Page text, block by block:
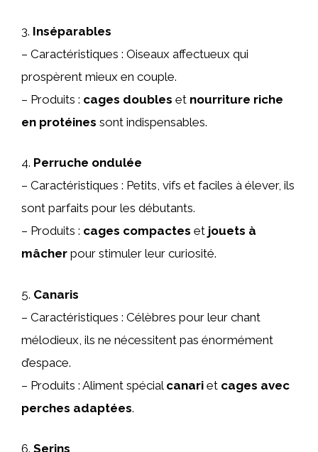
3. Inséparables
– Caractéristiques : Oiseaux affectueux qui
prospèrent mieux en couple.
– Produits : cages doubles et nourriture riche
en protéines sont indispensables.
4. Perruche ondulée
– Caractéristiques : Petits, vifs et faciles à élever, ils
sont parfaits pour les débutants.
– Produits : cages compactes et jouets à
mâcher pour stimuler leur curiosité.
5. Canaris
– Caractéristiques : Célèbres pour leur chant
mélodieux, ils ne nécessitent pas énormément
d’espace.
– Produits : Aliment spécial canari et cages avec
perches adaptées.
6. Serins